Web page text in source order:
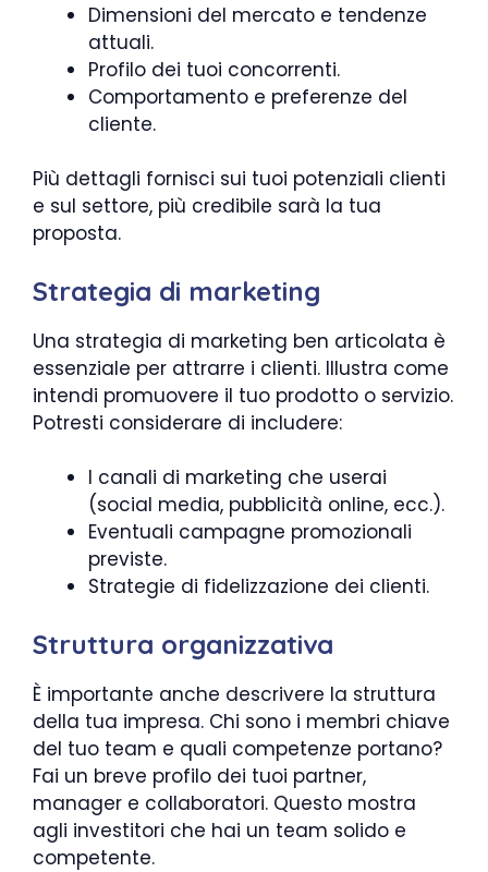
Dimensioni del mercato e tendenze
attuali.
Profilo dei tuoi concorrenti.
Comportamento e preferenze del
cliente.
Più dettagli fornisci sui tuoi potenziali clienti
e sul settore, più credibile sarà la tua
proposta.
Strategia di marketing
Una strategia di marketing ben articolata è
essenziale per attrarre i clienti. Illustra come
intendi promuovere il tuo prodotto o servizio.
Potresti considerare di includere:
I canali di marketing che userai
(social media, pubblicità online, ecc.).
Eventuali campagne promozionali
previste.
Strategie di fidelizzazione dei clienti.
Struttura organizzativa
È importante anche descrivere la struttura
della tua impresa. Chi sono i membri chiave
del tuo team e quali competenze portano?
Fai un breve profilo dei tuoi partner,
manager e collaboratori. Questo mostra
agli investitori che hai un team solido e
competente.